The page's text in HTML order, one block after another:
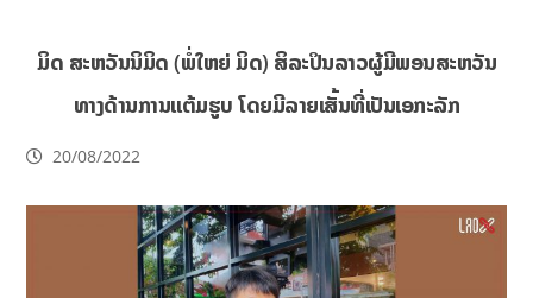
ມິດ ສະຫວັນນິມິດ (ພໍ່ໃຫຍ່ ມິດ) ສິລະປິນລາວຜູ້ມີພອນສະຫວັນ
ທາງດ້ານການແຕ້ມຮູບ ໂດຍມີລາຍເສັ້ນທີ່ເປັນເອກະລັກ
20/08/2022